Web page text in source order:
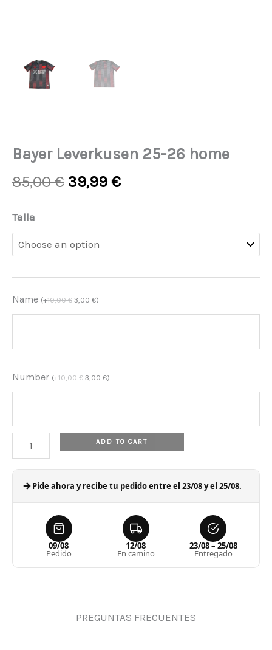
Bayer Leverkusen 25-26 home
85,00€ Original
85,00 €.
39,99 €Current
39,99 €.
Talla
Name (+10,00€ 3,00 €)
Number (+10,00€ 3,00 €)
Bayer
Leverkusen
25-
quantity
ADD TO CART
Pide ahora y recibe tu pedido entre el 23/08 y el 25/08.
09/08
Pedido
12/08
En camino
23/08 – 25/08
Entregado
PREGUNTAS FRECUENTES